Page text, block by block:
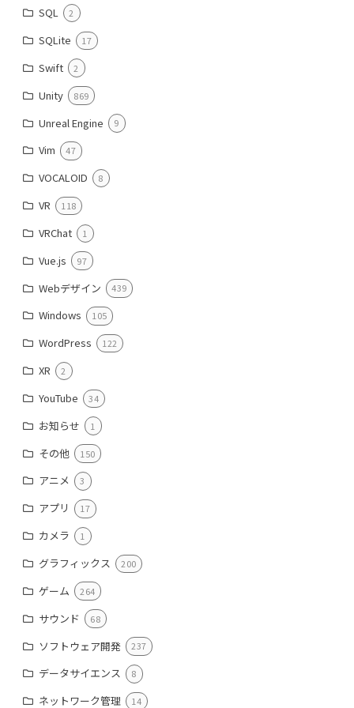
SQL 2
SQLite 17
Swift 2
Unity 869
Unreal Engine 9
Vim 47
VOCALOID 8
VR 118
VRChat 1
Vue.js 97
Webデザイン 439
Windows 105
WordPress 122
XR 2
YouTube 34
お知らせ 1
その他 150
アニメ 3
アプリ 17
カメラ 1
グラフィックス 200
ゲーム 264
サウンド 68
ソフトウェア開発 237
データサイエンス 8
ネットワーク管理 14